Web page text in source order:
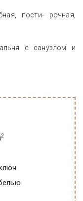
пости- рочная,
с санузлом и
2